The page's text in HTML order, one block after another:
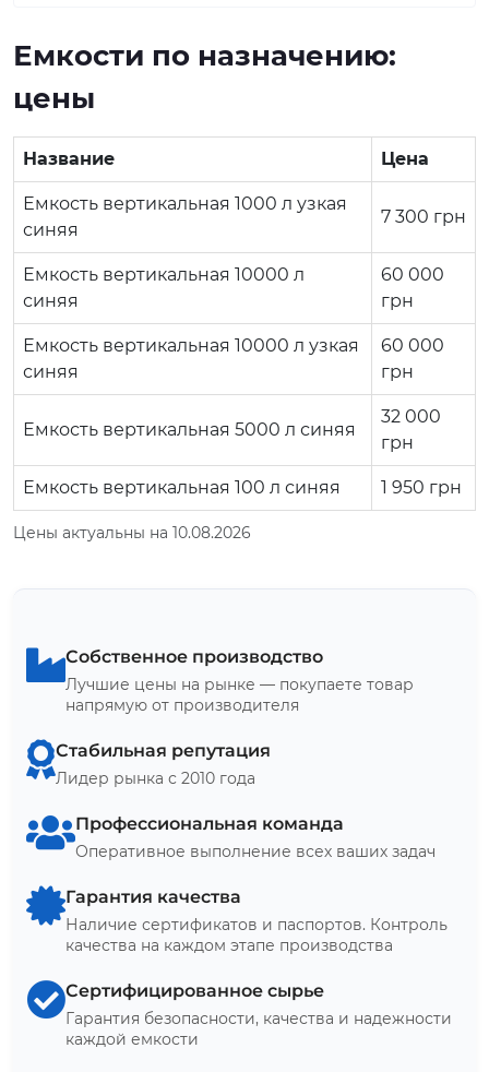
Емкости по назначению:
цены
Название Цена
Емкость вертикальная 1000 л узкая
синяя
7 300 грн
Емкость вертикальная 10000 л
синяя
60 000
грн
Емкость вертикальная 10000 л узкая
синяя
60 000
грн
Емкость вертикальная 5000 л синяя
32 000
грн
Емкость вертикальная 100 л синяя 1 950 грн
Цены актуальны на 10.08.2026
Собственное производство
Лучшие цены на рынке — покупаете товар
напрямую от производителя
Стабильная репутация
Лидер рынка с 2010 года
Профессиональная команда
Оперативное выполнение всех ваших задач
Гарантия качества
Наличие сертификатов и паспортов. Контроль
качества на каждом этапе производства
Сертифицированное сырье
Гарантия безопасности, качества и надежности
каждой емкости